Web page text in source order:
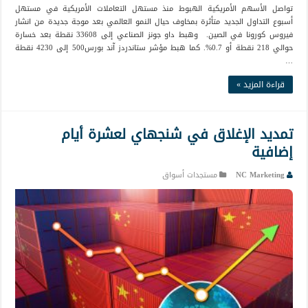
تواصل الأسهم الأمريكية الهبوط منذ مستهل التعاملات الأمريكية في مستهل
أسبوع التداول الجديد متأثرة بمخاوف حيال النمو العالمي بعد موجة جديدة من انشار
فيروس كورونا في الصين. وهبط داو جونز الصناعي إلى 33608 نقطة بعد خسارة
حوالي 218 نقطة أو 0.7%. كما هبط مؤشر ستاندردز آند بورس500 إلى 4230 نقطة
…
قراءة المزيد »
تمديد الإغلاق في شنجهاي لعشرة أيام
إضافية
NC Marketing مستجدات أسواق